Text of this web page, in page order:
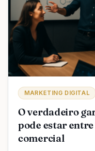
MARKETING DIGITAL
O verdadeiro
pode estar
comercial